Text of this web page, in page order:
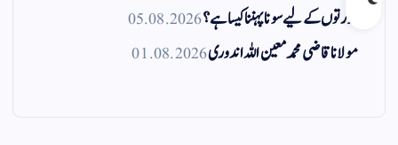
عورتوں کے لیے سونا پہننا کیسا ہے؟05.08.2026
مولانا قاضی محمد معین اللہ اندوری01.08.2026